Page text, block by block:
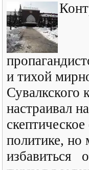
и тихой
Сувалкского
настраивал на
политике,
избавиться